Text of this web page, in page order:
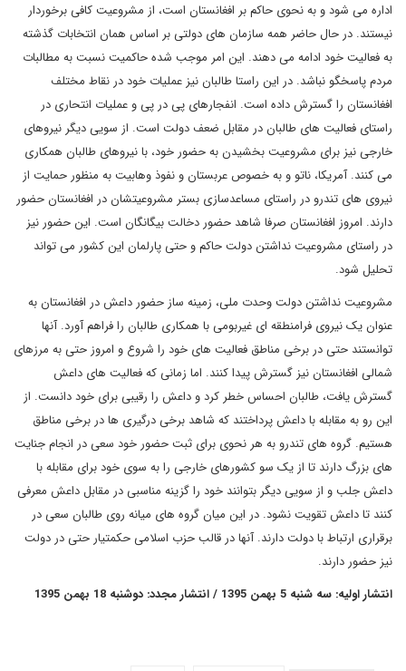
اداره می شود و به نحوی حاکم بر افغانستان است، از مشروعیت کافی برخوردار
نیستند. در حال حاضر همه سازمان های دولتی بر اساس همان انتخابات گذشته
به فعالیت خود ادامه می دهند. این امر موجب شده حاکمیت نسبت به مطالبات
مردم پاسخگو نباشد. در این راستا طالبان نیز عملیات خود در نقاط مختلف
افغانستان را گسترش داده است. انفجارهای پی در پی و عملیات انتحاری در
راستای فعالیت های طالبان در مقابل ضعف دولت است. از سویی دیگر نیروهای
خارجی نیز برای مشروعیت بخشیدن به حضور خود، با نیروهای طالبان همکاری
می کنند. آمریکا، ناتو و به خصوص عربستان و نفوذ وهابیت به منظور حمایت از
نیروی های تندرو در راستای مساعدسازی بستر مشروعیتشان در افغانستان حضور
دارند. امروز افغانستان صرفا شاهد حضور دخالت بیگانگان است. این حضور نیز
در راستای مشروعیت نداشتن دولت حاکم و حتی پارلمان این کشور می تواند
تحلیل شود.
مشروعیت نداشتن دولت وحدت ملی، زمینه ساز حضور داعش در افغانستان به
عنوان یک نیروی فرامنطقه ای غیربومی با همکاری طالبان را فراهم آورد. آنها
توانستند حتی در برخی مناطق فعالیت های خود را شروع و امروز حتی به مرزهای
شمالی افغانستان نیز گسترش پیدا کنند. اما زمانی که فعالیت های داعش
گسترش یافت، طالبان احساس خطر کرد و داعش را رقیبی برای خود دانست. از
این رو به مقابله با داعش پرداختند که شاهد برخی درگیری ها در برخی مناطق
هستیم. گروه های تندرو به هر نحوی برای ثبت حضور خود سعی در انجام جنایت
های بزرگ دارند تا از یک سو کشورهای خارجی را به سوی خود برای مقابله با
داعش جلب و از سویی دیگر بتوانند خود را گزینه مناسبی در مقابل داعش معرفی
کنند تا داعش تقویت نشود. در این میان گروه های میانه روی طالبان سعی در
برقراری ارتباط با دولت دارند. آنها در قالب حزب اسلامی حکمتیار حتی در دولت
نیز حضور دارند.
انتشار اولیه: سه شنبه 5 بهمن 1395 / انتشار مجدد: دوشنبه 18 بهمن 1395